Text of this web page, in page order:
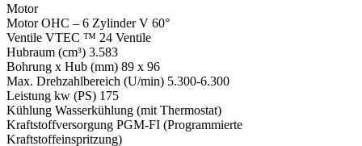
Motor
Motor OHC – 6 Zylinder V 60°
Ventile VTEC ™ 24 Ventile
Hubraum (cm³) 3.583
Bohrung x Hub (mm) 89 x 96
Max. Drehzahlbereich (U/min) 5.300-6.300
Leistung kw (PS) 175
Kühlung Wasserkühlung (mit Thermostat)
Kraftstoffversorgung PGM-FI (Programmierte
Kraftstoffeinspritzung)